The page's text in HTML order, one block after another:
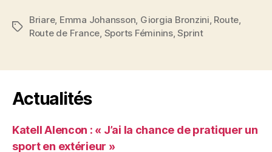
Étiquettes
Briare, Emma Johansson Giorgia Bronzini Route
Route de France Sports Féminins,Sprint
Actualités
Katell Alencon : « J’ai la chance de pratiquer un
sport en extérieur »